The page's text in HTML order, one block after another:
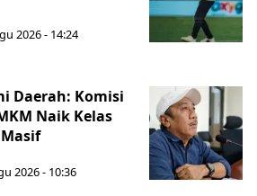
2026 - 14:24
Daerah: Komisi
Naik Kelas
2026 - 10:36